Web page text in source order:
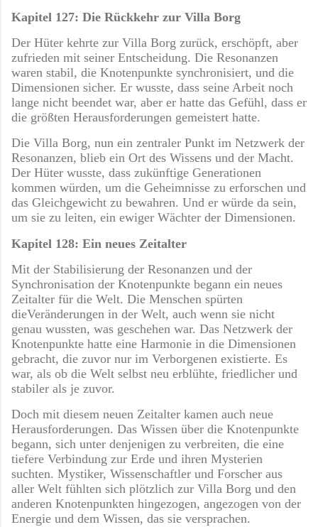
Kapitel 127: Die Rückkehr zur Villa Borg
Der Hüter kehrte zur Villa Borg zurück, erschöpft, aber
zufrieden mit seiner Entscheidung. Die Resonanzen
waren stabil, die Knotenpunkte synchronisiert, und die
Dimensionen sicher. Er wusste, dass seine Arbeit noch
lange nicht beendet war, aber er hatte das Gefühl, dass er
die größten Herausforderungen gemeistert hatte.
Die Villa Borg, nun ein zentraler Punkt im Netzwerk der
Resonanzen, blieb ein Ort des Wissens und der Macht.
Der Hüter wusste, dass zukünftige Generationen
kommen würden, um die Geheimnisse zu erforschen und
das Gleichgewicht zu bewahren. Und er würde da sein,
um sie zu leiten, ein ewiger Wächter der Dimensionen.
Kapitel 128: Ein neues Zeitalter
Mit der Stabilisierung der Resonanzen und der
Synchronisation der Knotenpunkte begann ein neues
Zeitalter für die Welt. Die Menschen spürten
dieVeränderungen in der Welt, auch wenn sie nicht
genau wussten, was geschehen war. Das Netzwerk der
Knotenpunkte hatte eine Harmonie in die Dimensionen
gebracht, die zuvor nur im Verborgenen existierte. Es
war, als ob die Welt selbst neu erblühte, friedlicher und
stabiler als je zuvor.
Doch mit diesem neuen Zeitalter kamen auch neue
Herausforderungen. Das Wissen über die Knotenpunkte
begann, sich unter denjenigen zu verbreiten, die eine
tiefere Verbindung zur Erde und ihren Mysterien
suchten. Mystiker, Wissenschaftler und Forscher aus
aller Welt fühlten sich plötzlich zur Villa Borg und den
anderen Knotenpunkten hingezogen, angezogen von der
Energie und dem Wissen, das sie versprachen.